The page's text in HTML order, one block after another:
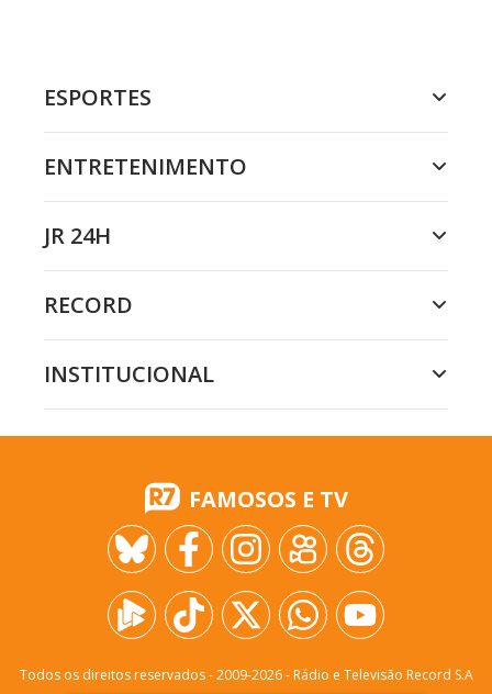
ESPORTES
ENTRETENIMENTO
JR 24H
RECORD
INSTITUCIONAL
FAMOSOS E TV
Todos os direitos reservados - 2009-2026- Rádio e Televisão Record S.A